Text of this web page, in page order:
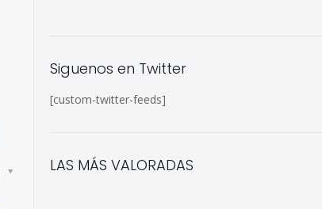
Siguenos en Twitter
[custom-twitter-feeds]
LAS MÁS VALORADAS